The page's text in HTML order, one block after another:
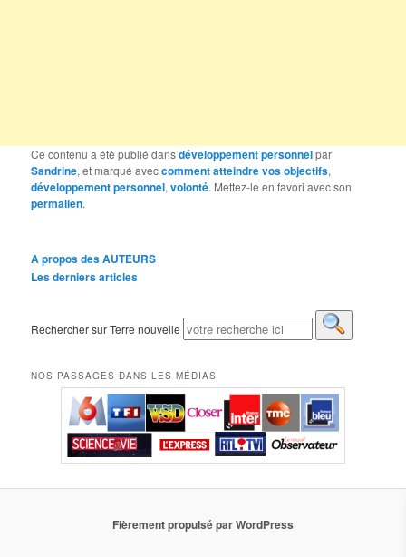
Ce contenu a été publié dansdéveloppement personnelpar
Sandrine, et marqué aveccomment atteindre vos objectifs,
développement personnel,volonté. Mettez-le en favori avec son
permalien.
A propos des AUTEURS
Les derniers articles
Rechercher sur Terre nouvelle
NOS PASSAGES DANS LES MÉDIAS
Fièrement propulsé par WordPress